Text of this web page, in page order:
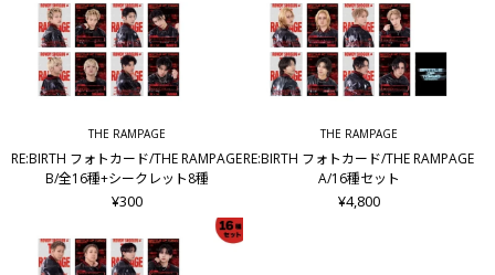
THE RAMPAGE
RE:BIRTH フォトカード/THE RAMPAGE
B/全16種+シークレット8種
¥300
THE RAMPAGE
RE:BIRTH フォトカード/THE RAMPAGE
A/16種セット
¥4,800